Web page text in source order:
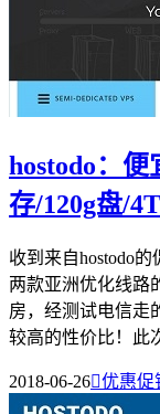
hostodo：便
存/120g盘/
收到来自hostodo
两款亚洲优化线路
房，经测试电信走
较高的性价比！此
2018-06-26优惠促